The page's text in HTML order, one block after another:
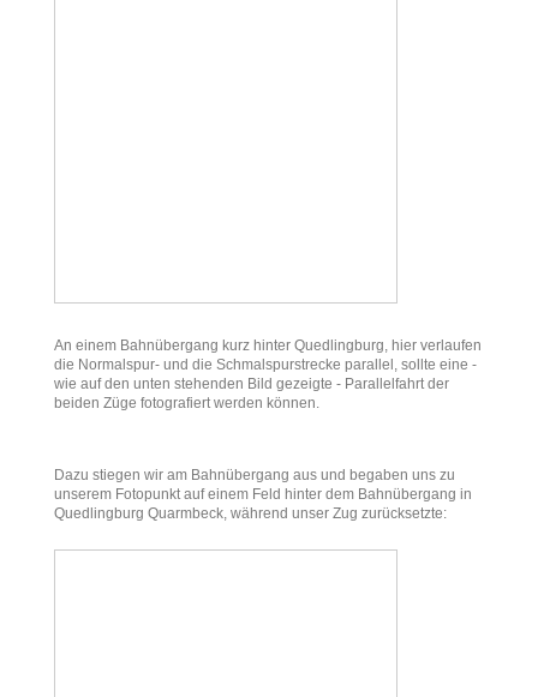
An einem Bahnübergang kurz hinter Quedlingburg, hier verlaufen
die Normalspur- und die Schmalspurstrecke parallel, sollte eine -
wie auf den unten stehenden Bild gezeigte - Parallelfahrt der
beiden Züge fotografiert werden können.
Dazu stiegen wir am Bahnübergang aus und begaben uns zu
unserem Fotopunkt auf einem Feld hinter dem Bahnübergang in
Quedlingburg Quarmbeck, während unser Zug zurücksetzte: